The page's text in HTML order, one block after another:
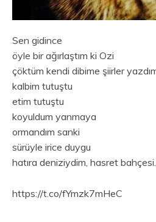
Sen gidince
öyle bir ağırlaştım ki Ozi
çöktüm kendi dibime şiirler yazdım
kalbim tutuştu
etim tutuştu
koyuldum yanmaya
ormandım sanki
sürüyle irice duygu
hatıra deniziydim, hasret bahçesi.
https://t.co/fYmzk7mHeC